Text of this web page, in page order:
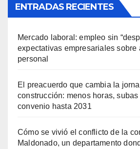
ENTRADAS RECIENTES
Mercado laboral: empleo sin
expectativas empresariales sobre
personal
El preacuerdo que cambia la
construcción: menos horas,
convenio hasta 2031
Cómo se vivió el conflicto de la
Maldonado, un departamento